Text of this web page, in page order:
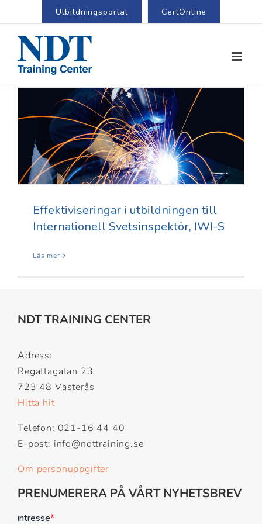
Utbildningsportal CertOnline
Effektiviseringar i utbildningen till
Internationell Svetsinspektör, IWI-S
Läs mer
NDT TRAINING CENTER
Adress:
Regattagatan 23
723 48 Västerås
Hitta hit
Telefon: 021-16 44 40
E-post: info@ndttraining.se
Om personuppgifter
PRENUMERERA PÅ VÅRT NYHETSBREV